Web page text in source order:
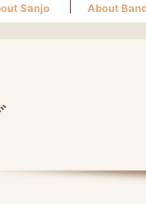
Sanjo
About